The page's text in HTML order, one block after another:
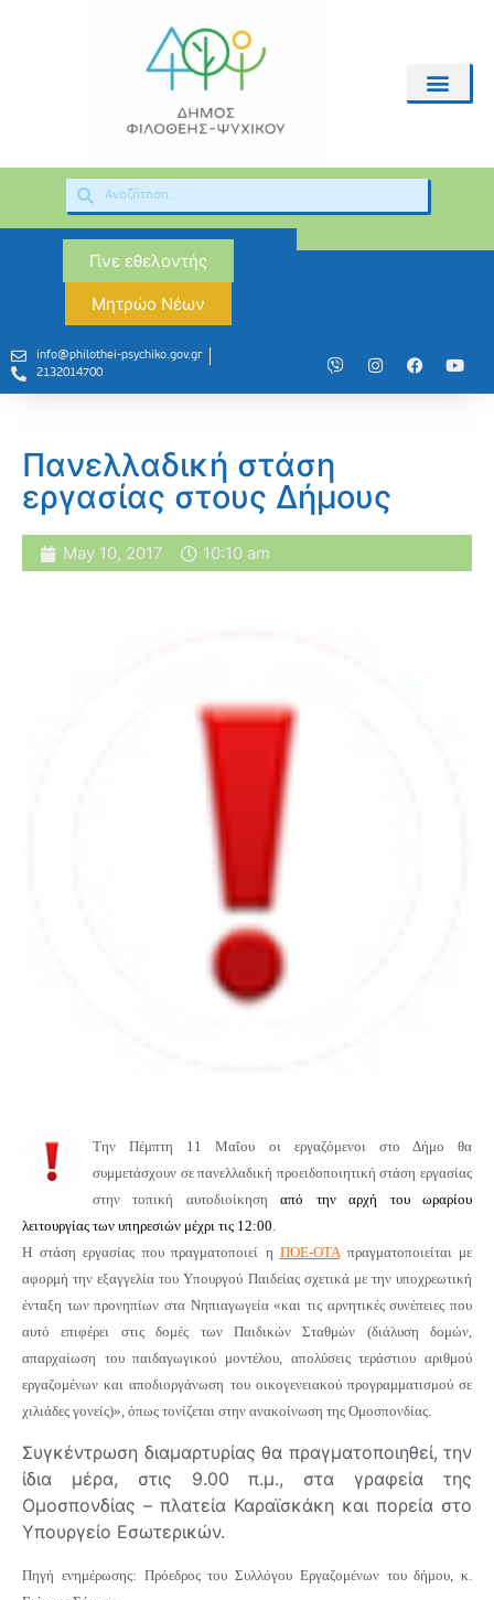
Γίνε εθελοντής
Μητρώο Νέων
info@philothei-psychiko.gov.gr
2132014700
Πανελλαδική στάση
εργασίας στους Δήμους
May 10, 2017 10:10 am
Την Πέμπτη 11 Μαΐου οι εργαζόμενοι στο Δήμο θα
συμμετάσχουν σε πανελλαδική προειδοποιητική στάση εργασίας
στην τοπική αυτοδιοίκησηαπό την αρχή του ωραρίου
λειτουργίας των υπηρεσιών μέχρι τις 12:00.
Η στάση εργασίας που πραγματοποιεί η ΠΟΕ-ΟΤΑ πραγματοποιείται με
αφορμή την εξαγγελία του Υπουργού Παιδείας σχετικά με την υποχρεωτική
ένταξη των προνηπίων στα Νηπιαγωγεία «και τις αρνητικές συνέπειες που
αυτό επιφέρει στις δομές των Παιδικών Σταθμών (διάλυση δομών,
απαρχαίωση του παιδαγωγικού μοντέλου, απολύσεις τεράστιου αριθμού
εργαζομένων και αποδιοργάνωση του οικογενειακού προγραμματισμού σε
χιλιάδες γονείς)», όπως τονίζεται στην ανακοίνωση της Ομοσπονδίας.
Συγκέντρωση διαμαρτυρίας θα πραγματοποιηθεί, την
ίδια μέρα, στις 9.00 π.μ., στα γραφεία της
Ομοσπονδίας – πλατεία Καραϊσκάκη και πορεία στο
Υπουργείο Εσωτερικών.
Πηγή ενημέρωσης: Πρόεδρος του Συλλόγου Εργαζομένων του δήμου, κ.